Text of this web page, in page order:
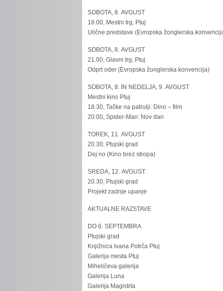
SOBOTA, 8. AVGUST
18.00, Mestni trg, Ptuj
Ulične predstave (Evropska žonglerska
SOBOTA, 8. AVGUST
21.00, Glavni trg, Ptuj
Odprt oder (Evropska žonglerska konvencija)
SOBOTA, 8. IN NEDELJA, 9. AVGUST
Mestni kino Ptuj
18.30, Tačke na patrulji: Dino – film
20.00, Spider-Man: Nov dan
TOREK, 11. AVGUST
20.30, Ptujski grad
Dej no (Kino brez stropa)
SREDA, 12. AVGUST
20.30, Ptujski grad
Projekt zadnje upanje
AKTUALNE RAZSTAVE
DO 6. SEPTEMBRA
Ptujski grad
Knjižnica Ivana Potrča Ptuj
Galerija mesta Ptuj
Miheličeva galerija
Galerija Luna
Galerija Magistrta